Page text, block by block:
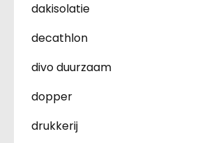
dakisolatie
decathlon
divo duurzaam
dopper
drukkerij